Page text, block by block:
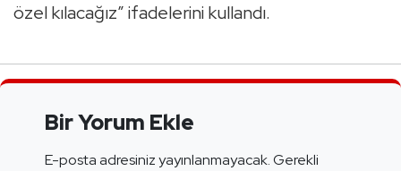
özel kılacağız” ifadelerini kullandı.
Bir Yorum Ekle
E-posta adresiniz yayınlanmayacak.Gerekli